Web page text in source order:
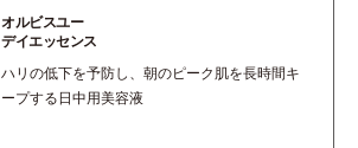
オルビスユー
デイエッセンス
ハリの低下を予防し、朝のピーク肌を長時間キ
ープする日中用美容液